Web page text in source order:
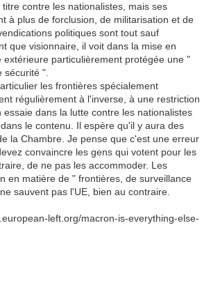
contre les nationalistes, mais ses
à plus de forclusion, de militarisation et de
politiques sont tout sauf
que visionnaire, il voit dans la mise en
extérieure particulièrement protégée une "
sécurité ".
les frontières spécialement
régulièrement à l'inverse, à une restriction
dans la lutte contre les nationalistes
le contenu. Il espère qu'il y aura des
la Chambre. Je pense que c'est une erreur
convaincre les gens qui votent pour les
de ne pas les accommoder. Les
en matière de " frontières, de surveillance
sauvent pas l'UE, bien au contraire.
left.org/macron-is-everything-else-